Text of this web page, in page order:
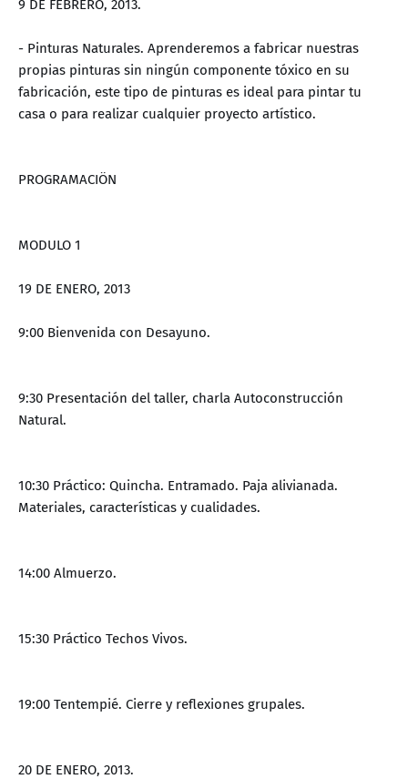
9 DE FEBRERO, 2013.
- Pinturas Naturales. Aprenderemos a fabricar nuestras
propias pinturas sin ningún componente tóxico en su
fabricación, este tipo de pinturas es ideal para pintar tu
casa o para realizar cualquier proyecto artístico.
PROGRAMACIÖN
MODULO 1
19 DE ENERO, 2013
9:00 Bienvenida con Desayuno.
9:30 Presentación del taller, charla Autoconstrucción
Natural.
10:30 Práctico: Quincha. Entramado. Paja alivianada.
Materiales, características y cualidades.
14:00 Almuerzo.
15:30 Práctico Techos Vivos.
19:00 Tentempié. Cierre y reflexiones grupales.
20 DE ENERO, 2013.